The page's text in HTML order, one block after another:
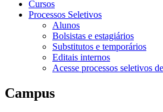
Cursos
Processos Seletivos
Alunos
Bolsistas e estagiários
Substitutos e temporários
Editais internos
Acesse processos seletivos
Campus